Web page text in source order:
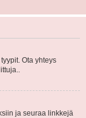
Ota yhteys
ja seuraa linkkejä